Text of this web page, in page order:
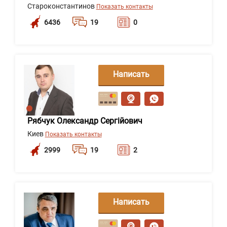
Староконстантинов Показать контакты
6436 19 0
Рябчук Олександр Сергійович
Киев Показать контакты
2999 19 2
Написать
сообщение
Написать
сообщение